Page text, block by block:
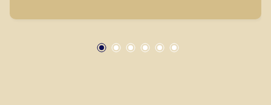
nos principais lançamentos da cidade de